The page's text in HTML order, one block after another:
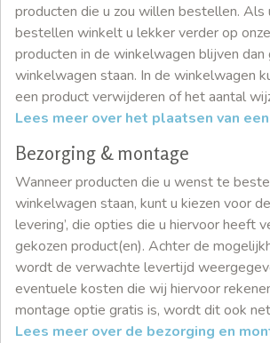
producten die u zou willen bestellen. Als
bestellen winkelt u lekker verder op
producten in de winkelwagen blijven dan
winkelwagen staan. In de winkelwagen
een product verwijderen of het aantal
Lees meer over het plaatsen van
Bezorging & montage
Wanneer producten die u wenst te
winkelwagen staan, kunt u kiezen voor
levering’, die opties die u hiervoor heeft
gekozen product(en). Achter de
wordt de verwachte levertijd
eventuele kosten die wij hiervoor
montage optie gratis is, wordt dit ook
Lees meer over de bezorging en